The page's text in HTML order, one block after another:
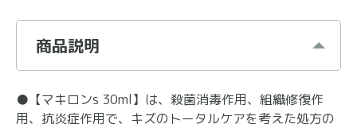
商品説明
●【マキロンs 30ml】は、殺菌消毒作用、組織修復作
用、抗炎症作用で、キズのトータルケアを考えた処方の